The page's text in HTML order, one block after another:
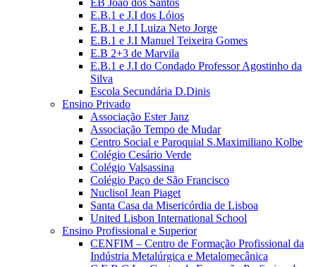
EB João dos Santos
E.B.1 e J.I dos Lóios
E.B.1 e J.I Luiza Neto Jorge
E.B.1 e J.I Manuel Teixeira Gomes
E.B 2+3 de Marvila
E.B.1 e J.I do Condado Professor Agostinho da
Silva
Escola Secundária D.Dinis
Ensino Privado
Associação Ester Janz
Associação Tempo de Mudar
Centro Social e Paroquial S.Maximiliano Kolbe
Colégio Cesário Verde
Colégio Valsassina
Colégio Paço de São Francisco
Nuclisol Jean Piaget
Santa Casa da Misericórdia de Lisboa
United Lisbon International School
Ensino Profissional e Superior
CENFIM – Centro de Formação Profissional da
Indústria Metalúrgica e Metalomecânica